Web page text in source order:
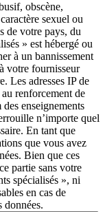
obscène,
sexuel ou
de votre pays, du
» est hébergé ou
à un bannissement
votre fournisseur
Les adresses IP de
renforcement de
enseignements
n’importe quel
En tant que
que vous avez
Bien que ces
partie sans votre
spécialisés », ni
en cas de
données.